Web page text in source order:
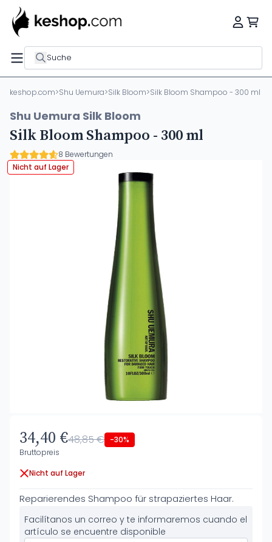
Suche
keshop.com>Shu Uemura>Silk Bloom>Silk Bloom Shampoo - 300 ml
Shu Uemura Silk Bloom
Silk Bloom Shampoo - 300 ml
8 Bewertungen
Nicht auf Lager
34,40 €48,85 € -30%
Bruttopreis
Nicht auf Lager
Reparierendes Shampoo für strapaziertes Haar.
Facilítanos un correo y te informaremos cuando el
artículo se encuentre disponible